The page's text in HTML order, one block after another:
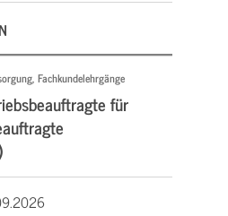
Fachkundelehrgänge
für